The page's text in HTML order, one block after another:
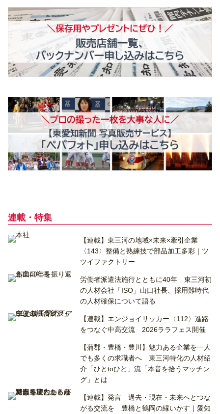
連載・特集
【連載】東三河の地域×未来×牽引企業
〈143〉整備と熟練技で部品加工多彩｜ツ
ツイファクトリー
労働者派遣法施行とともに40年 東三河初
の人材会社「ISO」山口社長、採用難時代
の人材確保について語る
【連載】エンジョイサッカー〈112〉進路
をつなぐ中高交流 2026ララフェス開催
【蒲郡・豊橋・豊川】魅力ある企業を一人
でも多くの求職者へ 東三河特化の人材紹
介「ひとtoひと」流「本音を拾うマッチン
グ」とは
【連載】発言 過去・現在・未来へとつな
がる交流を 豊橋と鶴岡の縁いかす｜愛知